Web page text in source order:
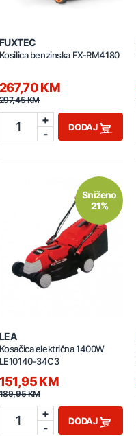
FUXTEC
Kosilica benzinska FX-RM4180
267,70 KM
KM
1
+
-
DODAJ
Sniženo
21%
LEA
Kosačica električna 1400W
LE10140-34C3
151,95 KM
KM
1
+
-
DODAJ